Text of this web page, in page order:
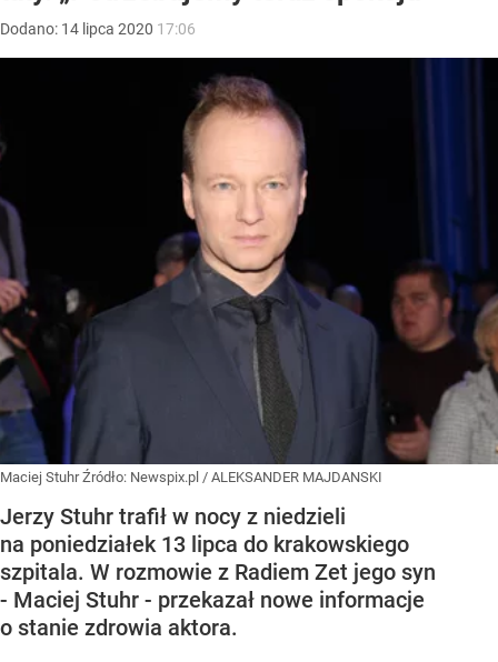
Dodano: 14 lipca 2020 17:06
Maciej StuhrŹródło: Newspix.pl / ALEKSANDER MAJDANSKI
Jerzy Stuhr trafił w nocy z niedzieli
na poniedziałek 13 lipca do krakowskiego
szpitala. W rozmowie z Radiem Zet jego syn
- Maciej Stuhr - przekazał nowe informacje
o stanie zdrowia aktora.